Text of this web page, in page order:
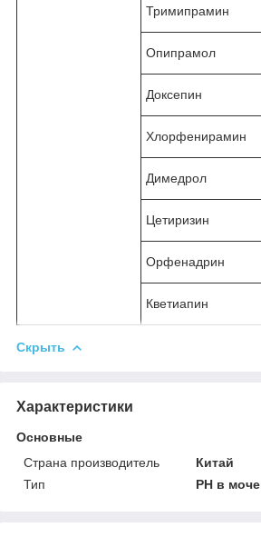
Тримипрамин
Опипрамол
Доксепин
Хлорфенирамин
Димедрол
Цетиризин
Орфенадрин
Кветиапин
Скрыть
Характеристики
Основные
Страна производитель
Китай
Тип
PH в моче